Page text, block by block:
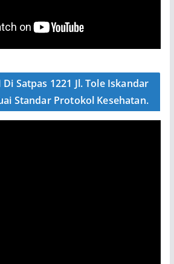
Satpas 1221 Jl. Tole Iskandar
Standar Protokol Kesehatan.